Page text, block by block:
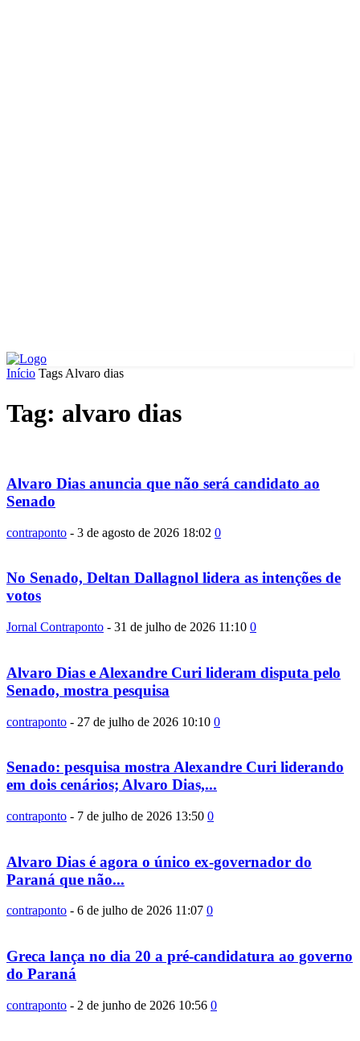
Início Tags Alvaro dias
Tag: alvaro dias
Alvaro Dias anuncia que não será candidato ao
Senado
contraponto - 3 de agosto de 2026 18:02 0
No Senado, Deltan Dallagnol lidera as intenções de
votos
Jornal Contraponto - 31 de julho de 2026 11:10 0
Alvaro Dias e Alexandre Curi lideram disputa pelo
Senado, mostra pesquisa
contraponto - 27 de julho de 2026 10:10 0
Senado: pesquisa mostra Alexandre Curi liderando
em dois cenários; Alvaro Dias,...
contraponto - 7 de julho de 2026 13:50 0
Alvaro Dias é agora o único ex-governador do
Paraná que não...
contraponto - 6 de julho de 2026 11:07 0
Greca lança no dia 20 a pré-candidatura ao governo
do Paraná
contraponto - 2 de junho de 2026 10:56 0